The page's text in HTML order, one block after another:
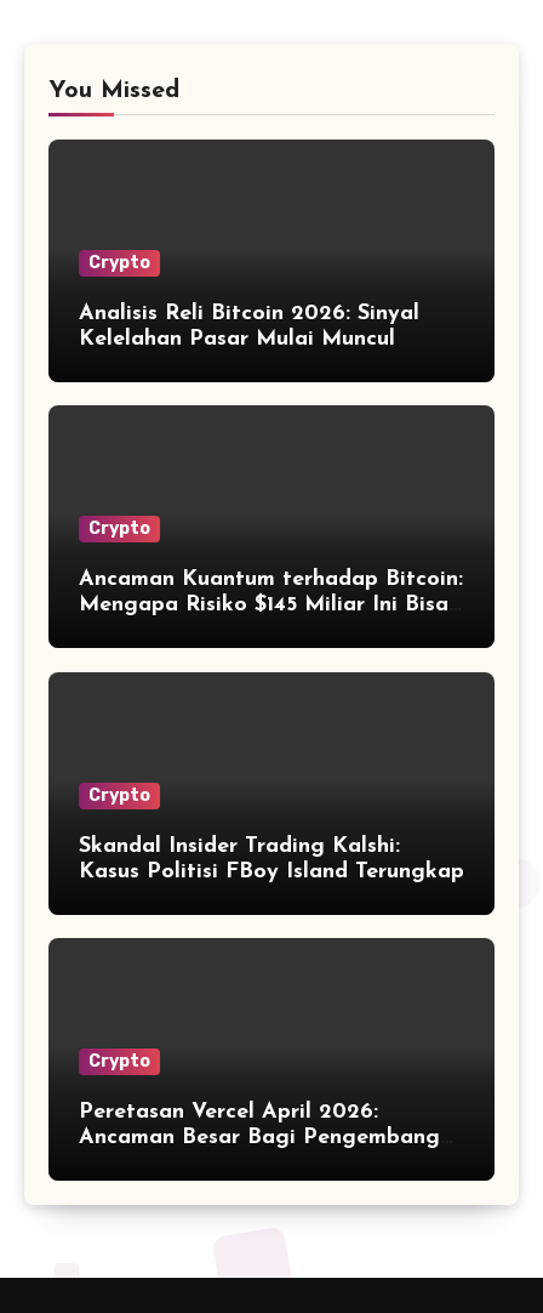
You Missed
Crypto
Analisis Reli Bitcoin 2026: Sinyal
Kelelahan Pasar Mulai Muncul
Crypto
Ancaman Kuantum terhadap Bitcoin:
Mengapa Risiko $145 Miliar Ini Bisa
Crypto
Skandal Insider Trading Kalshi:
Kasus Politisi FBoy Island Terungkap
Crypto
Peretasan Vercel April 2026:
Ancaman Besar Bagi Pengembang